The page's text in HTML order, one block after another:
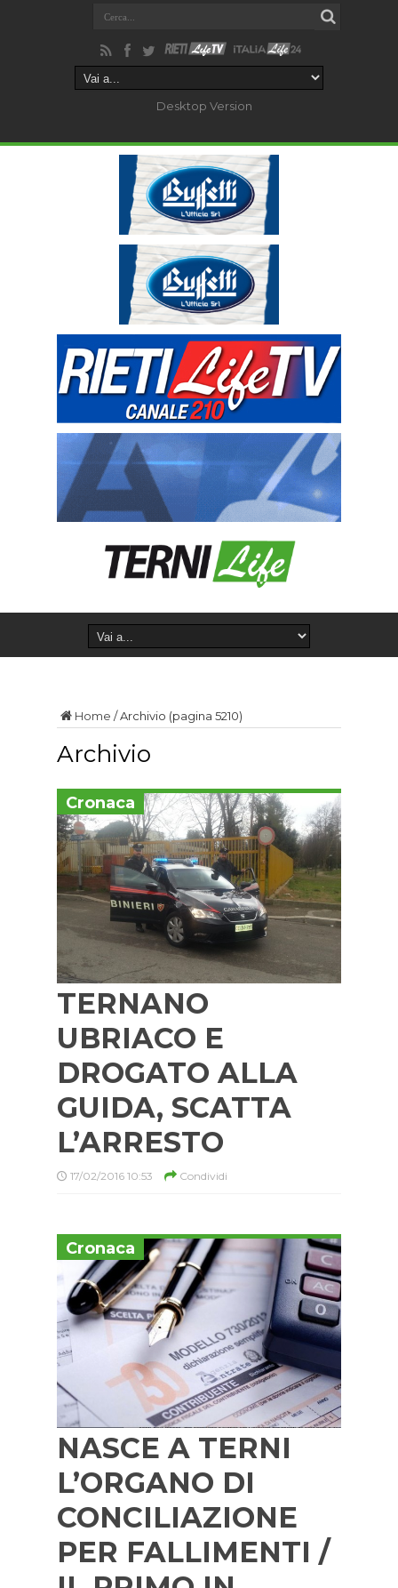
Desktop Version
Home /Archivio (pagina 5210)
Archivio
Cronaca
TERNANO
UBRIACO E
DROGATO ALLA
GUIDA, SCATTA
L’ARRESTO
17/02/2016 10:53 Condividi
Cronaca
NASCE A TERNI
L’ORGANO DI
CONCILIAZIONE
PER FALLIMENTI /